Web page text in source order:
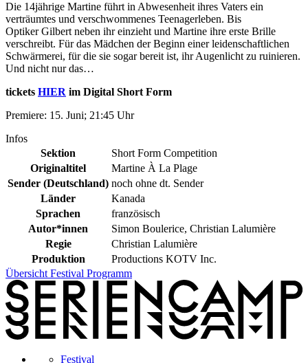
Die 14jährige Martine führt in Abwesenheit ihres Vaters ein
verträumtes und verschwommenes Teenagerleben. Bis
Optiker Gilbert neben ihr einzieht und Martine ihre erste Brille
verschreibt. Für das Mädchen der Beginn einer leidenschaftlichen
Schwärmerei, für die sie sogar bereit ist, ihr Augenlicht zu ruinieren.
Und nicht nur das…
tickets HIER im Digital Short Form
Premiere: 15. Juni; 21:45 Uhr
Infos
Sektion
Short Form Competition
Originaltitel
Martine À La Plage
Sender (Deutschland) noch ohne dt. Sender
Länder
Kanada
Sprachen
französisch
Autor*innen
Simon Boulerice, Christian Lalumière
Regie
Christian Lalumière
Produktion
Productions KOTV Inc.
Übersicht Festival Programm
Festival